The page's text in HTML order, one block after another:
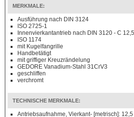
MERKMALE:
Ausführung nach DIN 3124
ISO 2725-1
Innenvierkantantrieb nach DIN 3120 - C 12,5
ISO 1174
mit Kugelfangrille
Handbetätigt
mit griffiger Kreuzrändelung
GEDORE Vanadium-Stahl 31CrV3
geschliffen
verchromt
TECHNISCHE MERKMALE:
Antriebsaufnahme, Vierkant- [metrisch]: 12,5